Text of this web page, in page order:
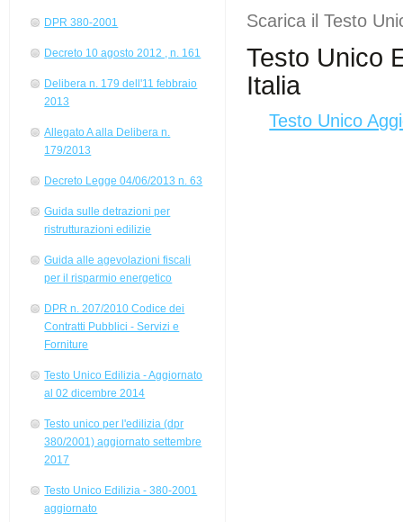
DPR 380-2001
Decreto 10 agosto 2012 , n. 161
Delibera n. 179 dell'11 febbraio
2013
Allegato A alla Delibera n.
179/2013
Decreto Legge 04/06/2013 n. 63
Guida sulle detrazioni per
ristrutturazioni edilizie
Guida alle agevolazioni fiscali
per il risparmio energetico
DPR n. 207/2010 Codice dei
Contratti Pubblici - Servizi e
Forniture
Testo Unico Edilizia - Aggiornato
al 02 dicembre 2014
Testo unico per l'edilizia (dpr
380/2001) aggiornato settembre
2017
Testo Unico Edilizia - 380-2001
aggiornato
Scarica il Testo
Testo Unico
Italia
Testo Unico